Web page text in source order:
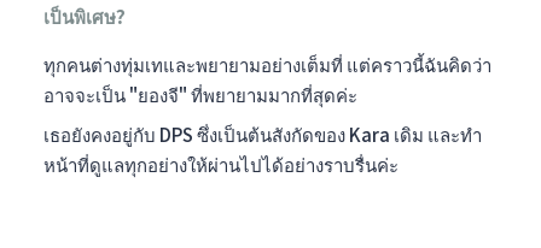
เป็นพิเศษ?
ทุกคนต่างทุ่มเทและพยายามอย่างเต็มที่ แต่คราวนี้ฉันคิดว่า
อาจจะเป็น "ยองจี" ที่พยายามมากที่สุดค่ะ
เธอยังคงอยู่กับ DPS ซึ่งเป็นต้นสังกัดของ Kara เดิม และทำ
หน้าที่ดูแลทุกอย่างให้ผ่านไปได้อย่างราบรื่นค่ะ